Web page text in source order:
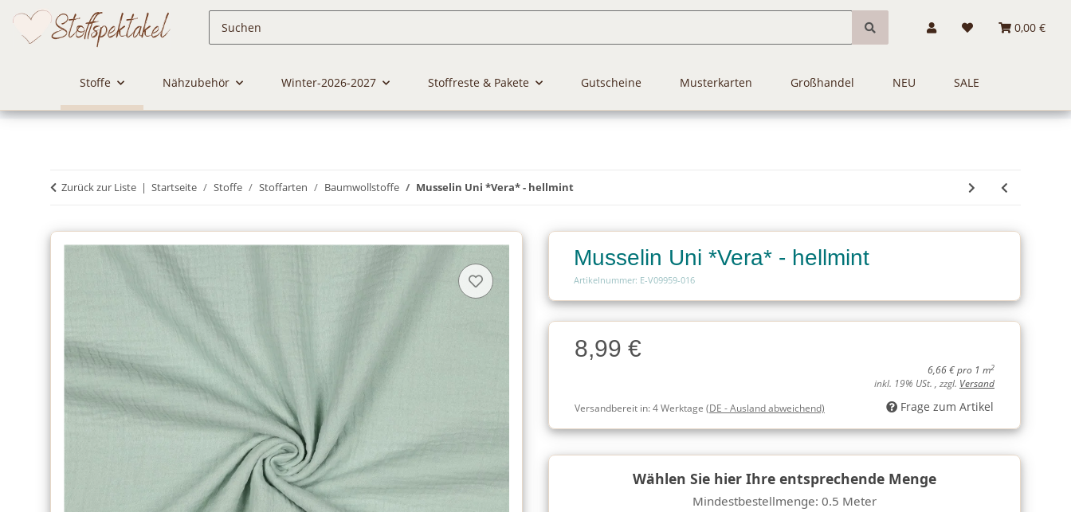
0,00 €
Stoffe Nähzubehör Winter-2026-2027 Stoffreste & Pakete Gutscheine Musterkarten Großhandel NEU SALE
Zurück zur Liste Startseite Stoffe Stoffarten Baumwollstoffe Musselin Uni *Vera* - hellmint
Musselin Uni *Vera* - hellmint
Artikelnummer: E-V09959-016
Charge
Charge8,99 €
6,66 € pro 1 m2
inkl. 19% USt. , zzgl. Versand
Versandbereit in:4 Werktage (DE - Ausland abweichend) Frage zum Artikel
Wählen Sie hier Ihre entsprechende Menge
Mindestbestellmenge: 0.5 Meter